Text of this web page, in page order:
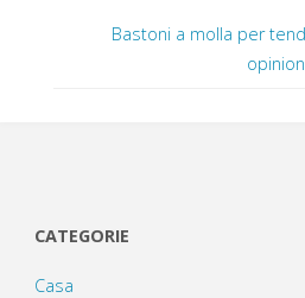
Bastoni a molla per
CATEGORIE
Casa